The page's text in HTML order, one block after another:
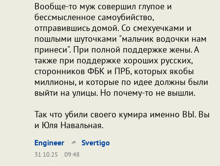
Вообще-то муж совершил глупое и
бессмысленное самоубийство,
отправившись домой. Со смехуечками и
пошлыми шуточками "мальчик водочки нам
принеси". При полной поддержке жены. А
также при поддержке хороших русских,
сторонников ФБК и ПРБ, которых якобы
миллионы, и которые по идее должны были
выйти на улицы. Но почему-то не вышли.
Так что убили своего кумира именно ВЫ. Вы
и Юля Навальная.
Engineer Svertigo
31.10.25
09:48